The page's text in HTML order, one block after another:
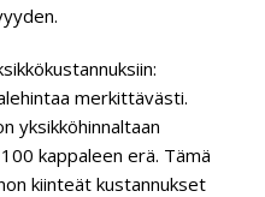
merkittävästi.
yksikköhinnaltaan
kappaleen erä. Tämä
kiinteät kustannukset